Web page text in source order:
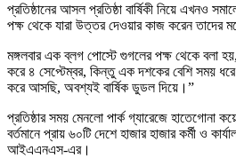
প্রতিষ্ঠানের আসল প্রতিষ্ঠা বার্ষিকী নিয়ে এখনও
পক্ষ থেকে যারা উত্তর দেওয়ার কাজ করেন তাদের
মঙ্গলবার এক ব্লগ পোস্টে গুগলের পক্ষ থেকে বলা
করে ৪ সেপ্টেম্বর, কিন্তু এক দশকের বেশি সময়
করে আসছি, অবশ্যই বার্ষিক ডুডল দিয়ে।”
প্রতিষ্ঠার সময় মেনলো পার্ক গ্যারেজে হাতেগোনা
বর্তমানে প্রায় ৬০টি দেশে হাজার হাজার কর্মী ও
আইএএনএস-এর।